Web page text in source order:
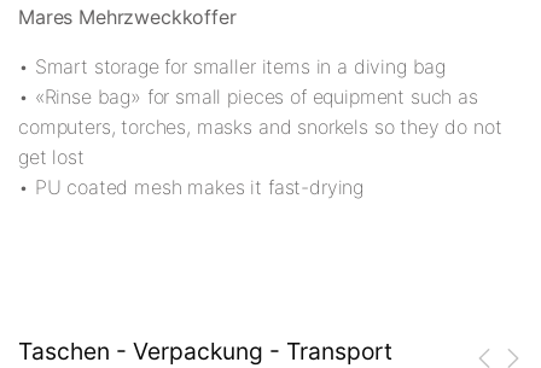
Mares Mehrzweckkoffer
• Smart storage for smaller items in a diving bag
• «Rinse bag» for small pieces of equipment such as
computers, torches, masks and snorkels so they do not
get lost
• PU coated mesh makes it fast-drying
Taschen - Verpackung - Transport